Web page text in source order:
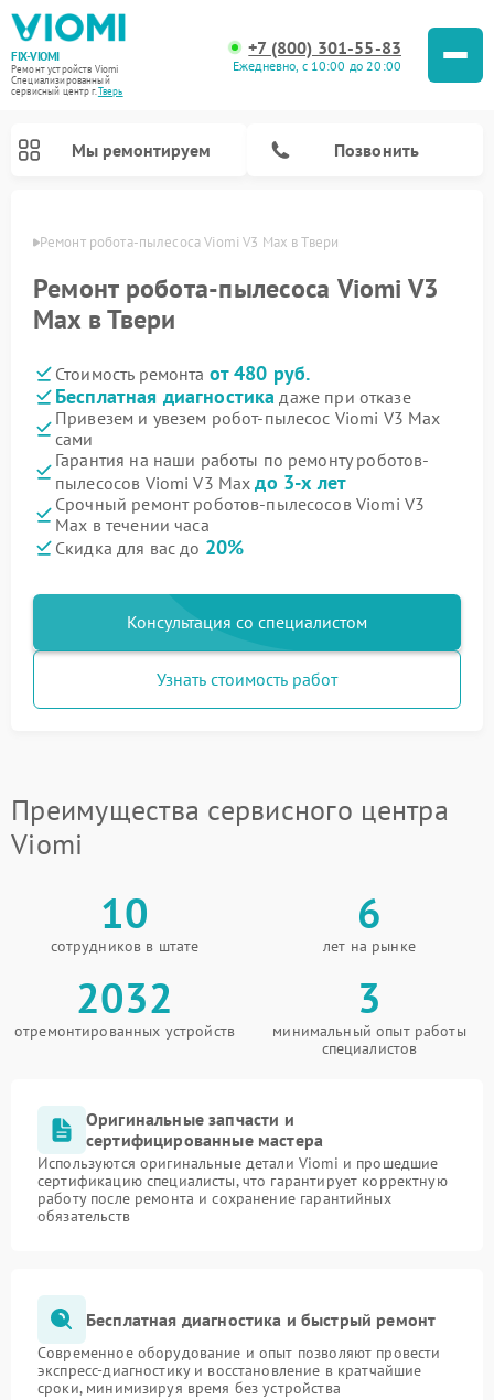
FIX-VIOMI
Ремонт устройств Viomi
Специализированный
cервисный центр г.Тверь
+7 (800) 301-55-83
Ежедневно, с 10:00 до 20:00
Мы ремонтируем Позвонить
Ремонт робота-пылесоса Viomi V3 Max в Твери
Ремонт робота-пылесоса Viomi V3
Max в Твери
Стоимость ремонта от 480 руб.
Бесплатная диагностика даже при отказе
Привезем и увезем робот-пылесос Viomi V3 Max
сами
Гарантия на наши работы по ремонту роботов-
пылесосов Viomi V3 Maxдо 3-х лет
Срочный ремонт роботов-пылесосов Viomi V3
Max в течении часа
Скидка для вас до 20%
Консультация со специалистом
Узнать стоимость работ
Преимущества сервисного центра
Viomi
10
сотрудников в штате
6
лет на рынке
2032
отремонтированных устройств
3
минимальный опыт работы
специалистов
Оригинальные запчасти и
сертифицированные мастера
Используются оригинальные детали Viomi и прошедшие
сертификацию специалисты, что гарантирует корректную
работу после ремонта и сохранение гарантийных
обязательств
Бесплатная диагностика и быстрый ремонт
Современное оборудование и опыт позволяют провести
экспресс-диагностику и восстановление в кратчайшие
сроки, минимизируя время без устройства